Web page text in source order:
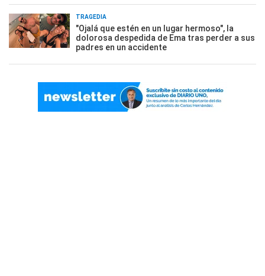
TRAGEDIA
"Ojalá que estén en un lugar hermoso", la
dolorosa despedida de Ema tras perder a sus
padres en un accidente